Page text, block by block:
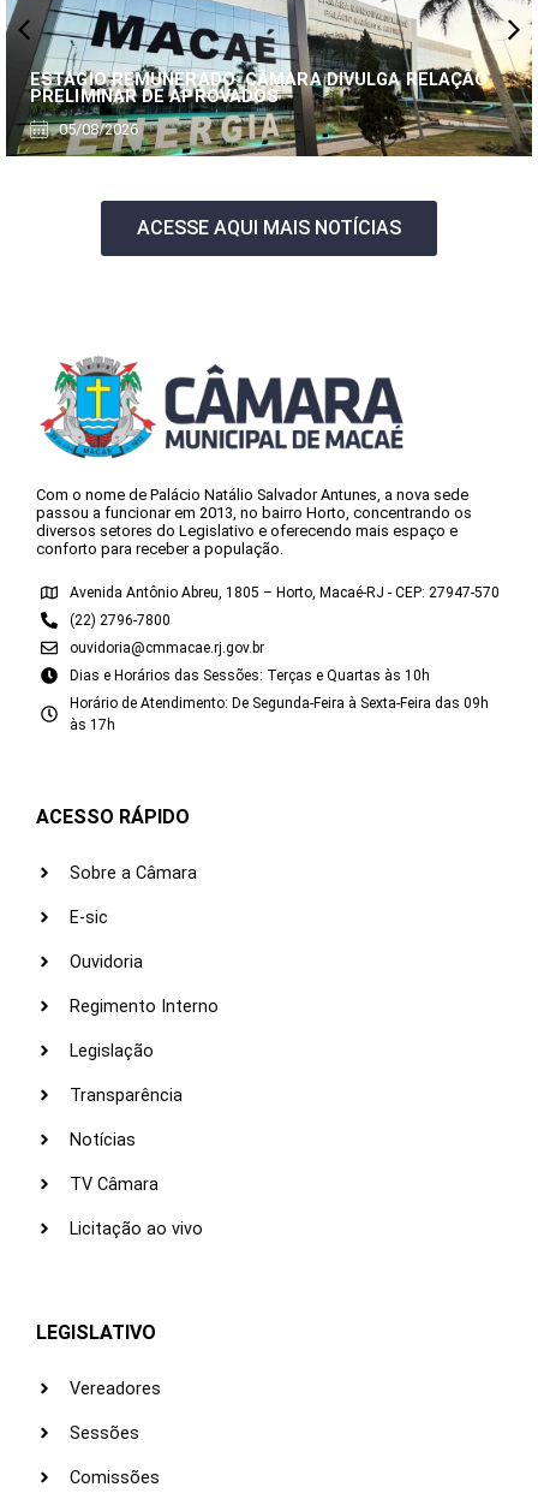
ESTÁGIO REMUNERADO: CÂMARA DIVULGA RELAÇÃO
PRELIMINAR DE APROVADOS
05/08/2026
ACESSE AQUI MAIS NOTÍCIAS
Com o nome de Palácio Natálio Salvador Antunes, a nova sede
passou a funcionar em 2013, no bairro Horto, concentrando os
diversos setores do Legislativo e oferecendo mais espaço e
conforto para receber a população.
Avenida Antônio Abreu, 1805 – Horto, Macaé-RJ - CEP: 27947-570
(22) 2796-7800
ouvidoria@cmmacae.rj.gov.br
Dias e Horários das Sessões: Terças e Quartas às 10h
Horário de Atendimento: De Segunda-Feira à Sexta-Feira das 09h
às 17h
ACESSO RÁPIDO
Sobre a Câmara
E-sic
Ouvidoria
Regimento Interno
Legislação
Transparência
Notícias
TV Câmara
Licitação ao vivo
LEGISLATIVO
Vereadores
Sessões
Comissões